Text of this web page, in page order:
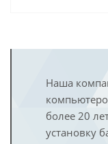
Наша
более 20
установку